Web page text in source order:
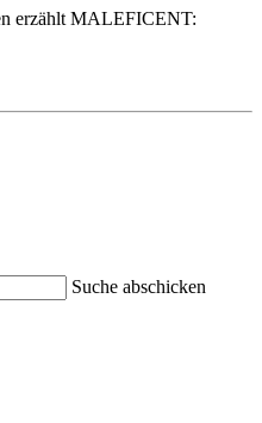
erzählt MALEFICENT:
Suche abschicken